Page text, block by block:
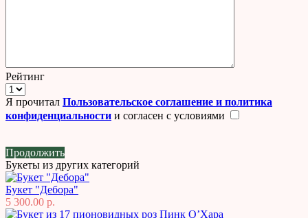
Рейтинг
Я прочитал Пользовательское соглашение и политика
конфиденциальности и согласен с условиями
Продолжить
Букеты из других категорий
Букет "Дебора"
5 300.00 р.